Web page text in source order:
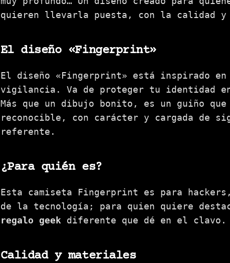
quieren llevarla puesta, con la calidad y
El diseño «Fingerprint»
El diseño «Fingerprint» está inspirado
vigilancia. Va de proteger tu identidad
Más que un dibujo bonito, es un guiño
reconocible, con carácter y cargada de
referente.
¿Para quién es?
Esta camiseta Fingerprint es para
de la tecnología; para quien quiere
regalo geek diferente que dé en el
Calidad y materiales